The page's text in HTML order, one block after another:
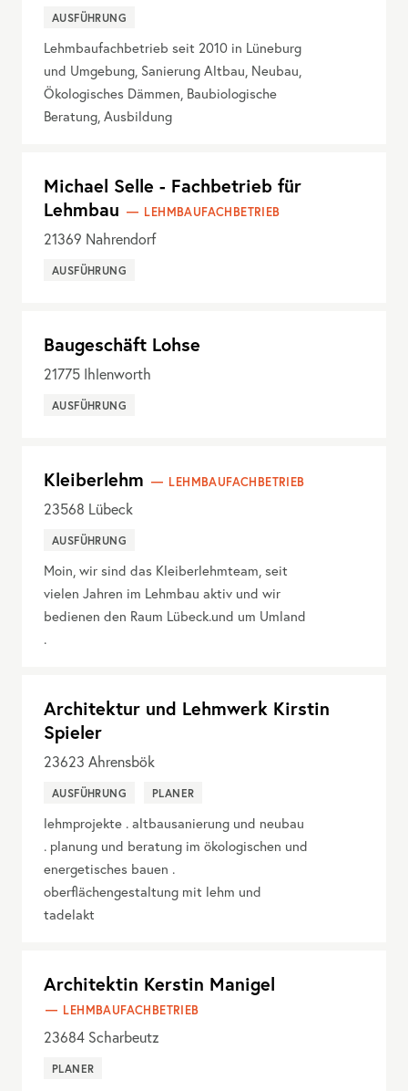
AUSFÜHRUNG
Lehmbaufachbetrieb seit 2010 in Lüneburg
und Umgebung, Sanierung Altbau, Neubau,
Ökologisches Dämmen, Baubiologische
Beratung, Ausbildung
Michael Selle - Fachbetrieb für
Lehmbau
LEHMBAUFACHBETRIEB
21369 Nahrendorf
AUSFÜHRUNG
Baugeschäft Lohse
21775 Ihlenworth
AUSFÜHRUNG
Kleiberlehm LEHMBAUFACHBETRIEB
23568 Lübeck
AUSFÜHRUNG
Moin, wir sind das Kleiberlehmteam, seit
vielen Jahren im Lehmbau aktiv und wir
bedienen den Raum Lübeck.und um Umland
.
Architektur und Lehmwerk Kirstin
Spieler
23623 Ahrensbök
AUSFÜHRUNG PLANER
lehmprojekte . altbausanierung und neubau
. planung und beratung im ökologischen und
energetisches bauen .
oberflächengestaltung mit lehm und
tadelakt
Architektin Kerstin Manigel
LEHMBAUFACHBETRIEB
23684 Scharbeutz
PLANER